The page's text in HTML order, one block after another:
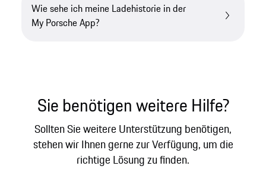
Wie sehe ich meine Ladehistorie in der
My Porsche App?
Sie benötigen weitere Hilfe?
Sollten Sie weitere Unterstützung benötigen,
stehen wir Ihnen gerne zur Verfügung, um die
richtige Lösung zu finden.